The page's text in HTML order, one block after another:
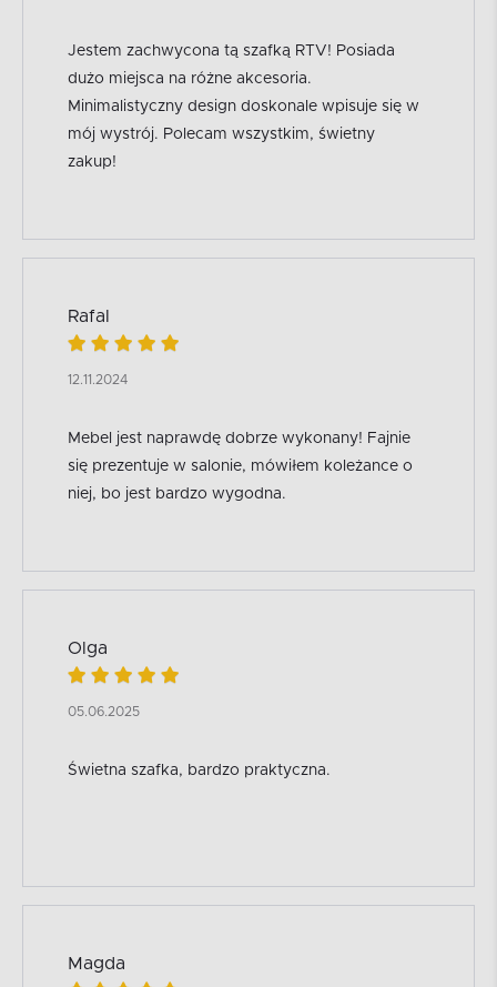
Jestem zachwycona tą szafką RTV! Posiada
dużo miejsca na różne akcesoria.
Minimalistyczny design doskonale wpisuje się w
mój wystrój. Polecam wszystkim, świetny
zakup!
Rafal
12.11.2024
Mebel jest naprawdę dobrze wykonany! Fajnie
się prezentuje w salonie, mówiłem koleżance o
niej, bo jest bardzo wygodna.
Olga
05.06.2025
Świetna szafka, bardzo praktyczna.
Magda